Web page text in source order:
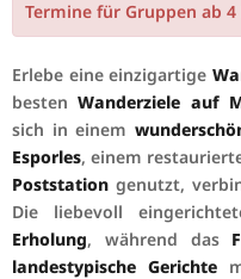
Termine für Gruppen ab
Erlebe eine einzigartige
bestenWanderziele auf
sich in einem
Esporles, einem
Poststation genutzt,
Die liebevoll
Erholung, während das
landestypische Gerichte